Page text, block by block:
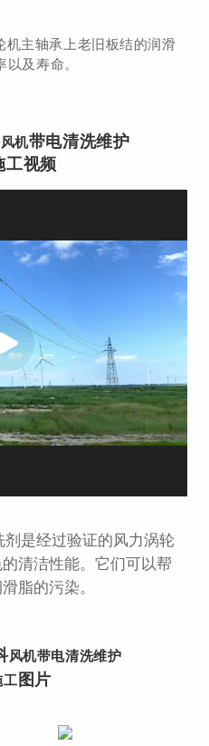
机主轴承上老旧板结的润滑
及寿命。
风机带电清洗维护
工视频
是经过验证的风力涡轮
清洁性能。它们可以帮
脂的污染。
风机带电清洗维护
工 图片